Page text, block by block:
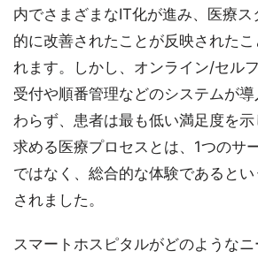
内でさまざまなIT化が進み、医療
的に改善されたことが反映された
れます。しかし、オンライン/セル
受付や順番管理などのシステムが
わらず、患者は最も低い満足度を
求める医療プロセスとは、1つのサ
ではなく、総合的な体験であると
されました。
スマートホスピタルがどのような